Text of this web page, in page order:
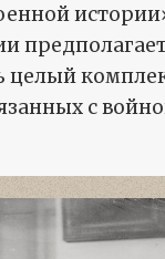
целый
с